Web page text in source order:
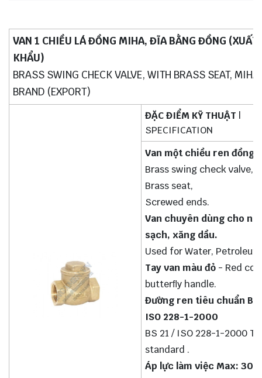
VAN 1 CHIỀU LÁ ĐỒNG MIHA, ĐĨA BẰNG ĐỒNG (XUẤT
KHẨU)
BRASS SWING CHECK VALVE, WITH BRASS SEAT, MIHA
BRAND (EXPORT)
ĐẶC ĐIỂM KỸ THUẬT
SPECIFICATION
Van một chiều ren đồng,
Brass swing check valve,
Brass seat,
Screwed ends.
Van chuyên dùng cho
sạch, xăng dầu.
Used for Water,
Tay van màu đỏ - Red
butterﬂy handle.
Đường ren tiêu chuẩn BS
ISO 228-1-2000
BS 21 / ISO 228-1-2000
standard .
Áp lực làm việc Max: 30